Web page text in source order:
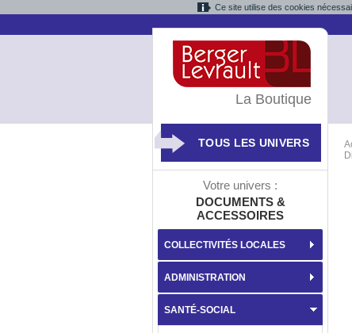
Ce site utilise des cookies
La Boutique
TOUS LES UNIVERS
Votre univers :
DOCUMENTS &
ACCESSOIRES
COLLECTIVITÉS LOCALES
ADMINISTRATION
SANTÉ-SOCIAL